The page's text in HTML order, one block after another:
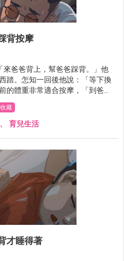
背按摩
爸爸背上，幫爸爸踩背。」他
踏。怎知一回後他說：「等下換
的體重非常適合按摩，「到爸爸
看作是一場遊戲，開始踩在我背
說，稍後輪到你踩我的背。
收藏
、 育兒生活
才睡得著